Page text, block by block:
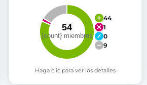
44
1
0
9
Haga clic para ver los detalles